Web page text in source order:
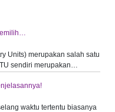
Units) merupakan salah satu
sendiri merupakan…
waktu tertentu biasanya